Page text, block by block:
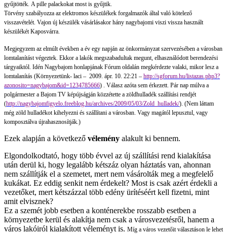
gyűjtötték. A pille palackokat most is gyűjtik.
Törvény szabályozza az elektromos készülékek forgalmazók által való kötelező
visszavételét. Vajon új készülék vásárlásakor hány nagybajomi viszi vissza használt
készülékét Kaposvárra.
Megjegyzem az elmúlt években a év egy napján az önkormányzat szervezésében a városban
lomtalanítást végeztek. Ekkor a lakók megszabadultak megunt, elhasználódott berendezési
tárgyaiktól. Idén Nagybajom honlapjának Fórum oldalán megkérdezte valaki, mikor lesz a
lomtalanítás (Környezetünk- laci – 2009. ápr. 10. 22:21 – http://sgforum.hu/listazas.php3?
azonosito=nagybajom&id=1234785666) . Válasz azóta sem érkezett. Pár nap múlva a
polgármester a Bajom TV képújságján közzétette a zöldhulladék szállítási rendjét
(http://nagybajomfigyelo.freeblog.hu/archives/2009/05/03/Zold_hulladek/). (Nem láttam
még zöld hulladékot kihelyezni és szállítani a városban. Vagy magától lepusztul, vagy
komposztálva újrahasznosítják.)
Ezek alapján a következő vélemény alakult ki bennem.
Elgondolkodtató, hogy több évvel az új szállítási rend kialakítása
után derül ki, hogy legalább kétszáz olyan háztatás van, ahonnan
nem szállítják el a szemetet, mert nem vásárolták meg a megfelelő
kukákat. Ez eddig senkit nem érdekelt? Most is csak azért érdekli a
vezetőket, mert kétszázzal több edény ürítéséért kell fizetni, mint
amit elvisznek?
Ez a szemét jobb esetben a konténerekbe rosszabb esetben a
környezetbe kerül és alakítja nem csak a városvezetésről, hanem a
város lakóiról kialakított véleményt is. Míg a város vezetőit választáson le lehet